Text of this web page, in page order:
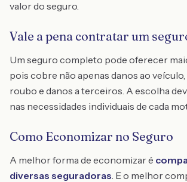
valor do seguro.
Vale a pena contratar um
Um seguro completo pode oferecer
pois cobre não apenas danos ao
roubo e danos a terceiros. A escolha
nas necessidades individuais de cada
Como Economizar no Seguro
A melhor forma de economizar é
diversas seguradoras. E o melhor